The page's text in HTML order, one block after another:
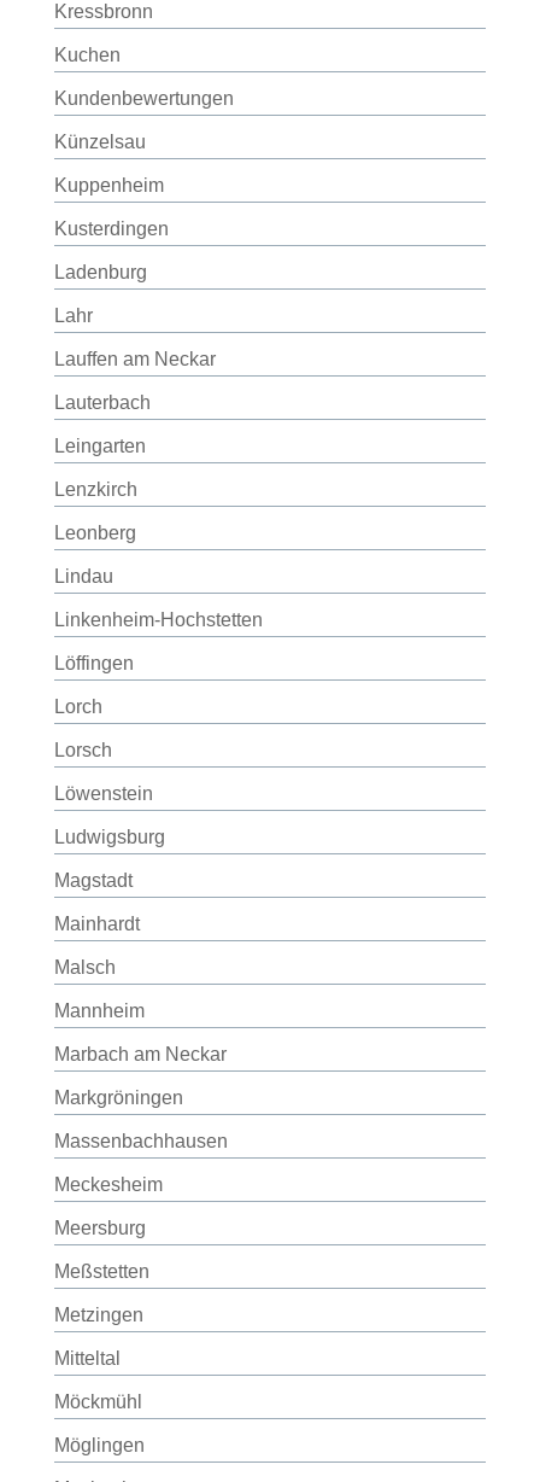
Kressbronn
Kuchen
Kundenbewertungen
Künzelsau
Kuppenheim
Kusterdingen
Ladenburg
Lahr
Lauffen am Neckar
Lauterbach
Leingarten
Lenzkirch
Leonberg
Lindau
Linkenheim-Hochstetten
Löffingen
Lorch
Lorsch
Löwenstein
Ludwigsburg
Magstadt
Mainhardt
Malsch
Mannheim
Marbach am Neckar
Markgröningen
Massenbachhausen
Meckesheim
Meersburg
Meßstetten
Metzingen
Mitteltal
Möckmühl
Möglingen